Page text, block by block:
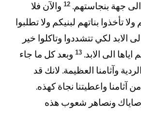
جهة بنجاستهم. 12 والآن فلا
تأخذوا بناتهم لبنيكم ولا تطلبوا
الابد لكي تتشددوا وتاكلوا خير
اياها الى الابد. 13 وبعد كل ما جاء
وآثامنا العظيمة. لانك قد
من آثامنا واعطيتنا نجاة كهذه.
وصاياك ونصاهر شعوب هذه